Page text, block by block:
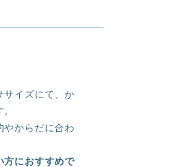
サイズにて、か
やからだに合わ
方におすすめで